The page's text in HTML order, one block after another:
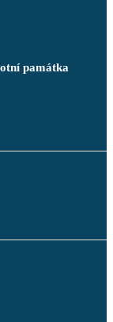
památka